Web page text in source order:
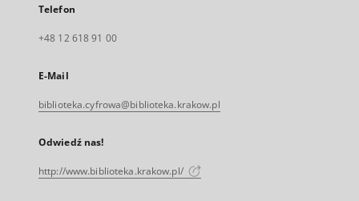
Telefon
+48 12 618 91 00
E-Mail
biblioteka.cyfrowa@biblioteka.krakow.pl
Odwiedź nas!
http://www.biblioteka.krakow.pl/